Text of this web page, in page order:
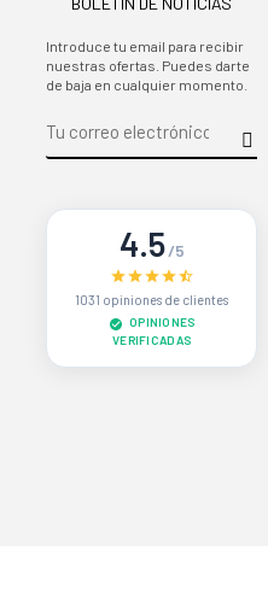
Introduce tu email para recibir
nuestras ofertas. Puedes darte
de baja en cualquier momento.
4.5/5
1031 opiniones de clientes
OPINIONES
VERIFICADAS